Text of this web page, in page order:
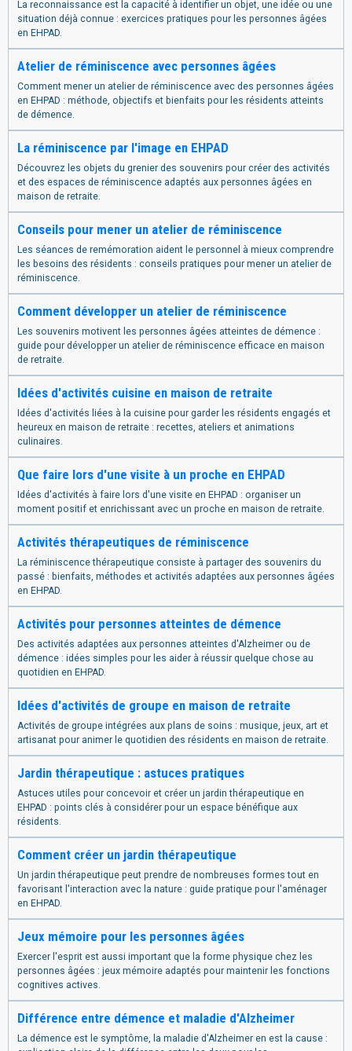
La reconnaissance est la capacité à identifier un objet, une idée ou une
situation déjà connue : exercices pratiques pour les personnes âgées
en EHPAD.
Atelier de réminiscence avec personnes âgées
Comment mener un atelier de réminiscence avec des personnes âgées
en EHPAD : méthode, objectifs et bienfaits pour les résidents atteints
de démence.
La réminiscence par l'image en EHPAD
Découvrez les objets du grenier des souvenirs pour créer des activités
et des espaces de réminiscence adaptés aux personnes âgées en
maison de retraite.
Conseils pour mener un atelier de réminiscence
Les séances de remémoration aident le personnel à mieux comprendre
les besoins des résidents : conseils pratiques pour mener un atelier de
réminiscence.
Comment développer un atelier de réminiscence
Les souvenirs motivent les personnes âgées atteintes de démence :
guide pour développer un atelier de réminiscence efficace en maison
de retraite.
Idées d'activités cuisine en maison de retraite
Idées d'activités liées à la cuisine pour garder les résidents engagés et
heureux en maison de retraite : recettes, ateliers et animations
culinaires.
Que faire lors d'une visite à un proche en EHPAD
Idées d'activités à faire lors d'une visite en EHPAD : organiser un
moment positif et enrichissant avec un proche en maison de retraite.
Activités thérapeutiques de réminiscence
La réminiscence thérapeutique consiste à partager des souvenirs du
passé : bienfaits, méthodes et activités adaptées aux personnes âgées
en EHPAD.
Activités pour personnes atteintes de démence
Des activités adaptées aux personnes atteintes d'Alzheimer ou de
démence : idées simples pour les aider à réussir quelque chose au
quotidien en EHPAD.
Idées d'activités de groupe en maison de retraite
Activités de groupe intégrées aux plans de soins : musique, jeux, art et
artisanat pour animer le quotidien des résidents en maison de retraite.
Jardin thérapeutique : astuces pratiques
Astuces utiles pour concevoir et créer un jardin thérapeutique en
EHPAD : points clés à considérer pour un espace bénéfique aux
résidents.
Comment créer un jardin thérapeutique
Un jardin thérapeutique peut prendre de nombreuses formes tout en
favorisant l'interaction avec la nature : guide pratique pour l'aménager
en EHPAD.
Jeux mémoire pour les personnes âgées
Exercer l'esprit est aussi important que la forme physique chez les
personnes âgées : jeux mémoire adaptés pour maintenir les fonctions
cognitives actives.
Différence entre démence et maladie d'Alzheimer
La démence est le symptôme, la maladie d'Alzheimer en est la cause :